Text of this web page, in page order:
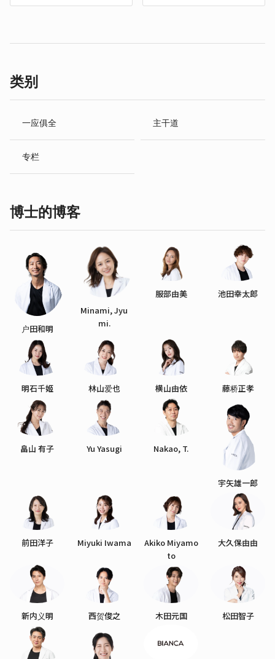
类别
一应俱全 主干道
专栏
博士的博客
户田和明
Minami, Jyu
mi.
服部由美 池田幸太郎
明石千姬 林山爱也 横山由依 藤桥正孝
畠山 有子 Yu Yasugi Nakao, T.
宇矢雄一郎
前田洋子 Miyuki Iwama
Akiko Miyamo
to
大久保由由
新内义明 西贺俊之 木田元国 松田智子